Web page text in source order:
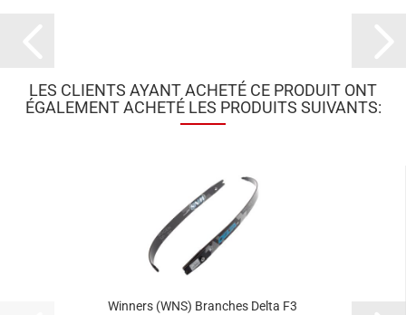
LES CLIENTS AYANT ACHETÉ CE PRODUIT ONT
ÉGALEMENT ACHETÉ LES PRODUITS SUIVANTS:
Winners (WNS) Branches Delta F3